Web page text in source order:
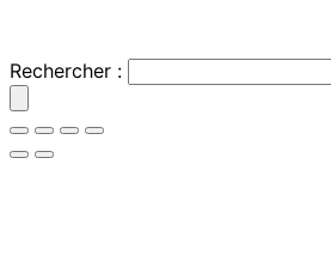
Rechercher :